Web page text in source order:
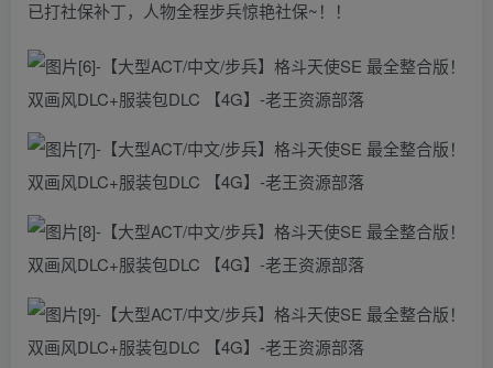
已打社保补丁，人物全程步兵惊艳社保~！！